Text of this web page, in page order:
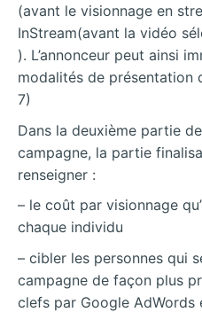
(avant le visionnage en
InStream(avant la vidéo
). L’annonceur peut ainsi
modalités de présentation
7)
Dans la deuxième partie
campagne, la partie
renseigner :
– le coût par visionnage
chaque individu
– cibler les personnes qui
campagne de façon plus
clefs par Google